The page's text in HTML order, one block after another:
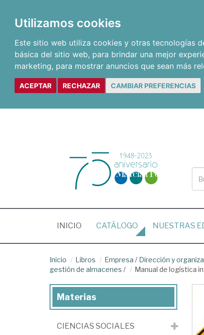
Utilizamos cookies
Este sitio web utiliza cookies y otras tecnologías
básica del sitio web, para brindar una mejor
marketing, para mostrar anuncios que sean más
ACEPTAR RECHAZAR CAMBIAR PREFERENCIAS
INICIO (CURRENT)
CATÁLOGO NUESTRAS
Inicio Libros Empresa / Dirección y
gestión de almacenes / Manual de logística
Materias
CIENCIAS SOCIALES